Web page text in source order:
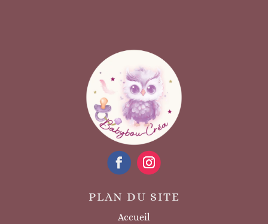
PLAN DU SITE
Accueil